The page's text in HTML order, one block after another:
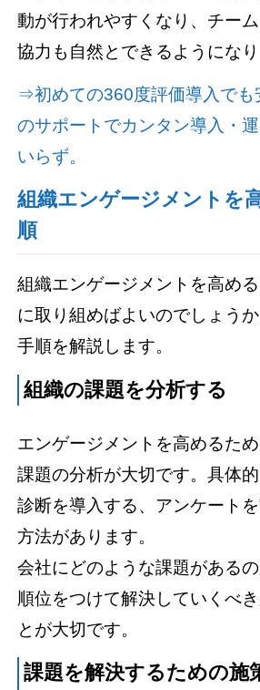
動が行われやすくなり、チー
協力も自然とできるようになり
⇒初めての360度評価導入でも
のサポートでカンタン導入・
いらず。
組織エンゲージメントを
順
組織エンゲージメントを高め
に取り組めばよいのでしょう
手順を解説します。
組織の課題を分析する
エンゲージメントを高めるた
課題の分析が大切です。具体
診断を導入する、アンケート
方法があります。
会社にどのような課題がある
順位をつけて解決していくべ
とが大切です。
課題を解決するための施